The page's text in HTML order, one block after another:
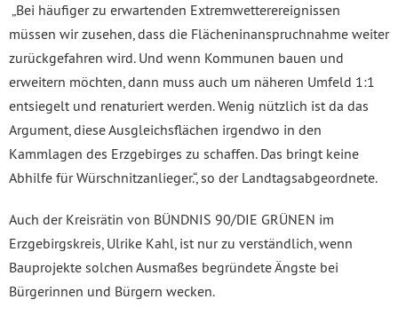
„Bei häufiger zu erwartenden Extremwetterereignissen
müssen wir zusehen, dass die Flächeninanspruchnahme weiter
zurückgefahren wird. Und wenn Kommunen bauen und
erweitern möchten, dann muss auch um näheren Umfeld 1:1
entsiegelt und renaturiert werden. Wenig nützlich ist da das
Argument, diese Ausgleichsflächen irgendwo in den
Kammlagen des Erzgebirges zu schaffen. Das bringt keine
Abhilfe für Würschnitzanlieger.“, so der Landtagsabgeordnete.
Auch der Kreisrätin von BÜNDNIS 90/DIE GRÜNEN im
Erzgebirgskreis, Ulrike Kahl, ist nur zu verständlich, wenn
Bauprojekte solchen Ausmaßes begründete Ängste bei
Bürgerinnen und Bürgern wecken.